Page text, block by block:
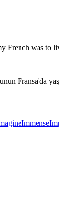
French was to
Fransa'da
Immense